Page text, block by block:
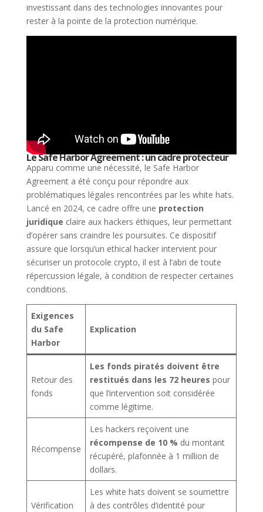
investissant dans des technologies innovantes pour
rester à la pointe de la protection numérique.
Le Safe Harbor Agreement : un cadre protecteur
Apparu comme une nécessité, le Safe Harbor
Agreement a été conçu pour répondre aux
problématiques légales rencontrées par les white hats.
Lancé en 2024, ce cadre offre une protection
juridique claire aux hackers éthiques, leur permettant
d’opérer sans craindre les poursuites. Ce dispositif
assure que lorsqu’un ethical hacker intervient pour
sécuriser un protocole crypto, il est à l’abri de toute
répercussion légale, à condition de respecter certaines
conditions.
Exigences
du Safe
Harbor
Explication
Retour des
fonds
Les fonds piratés doivent être
restitués dans les 72 heures pour
que l’intervention soit considérée
comme légitime.
Récompense
Les hackers reçoivent une
récompense de 10 % du montant
récupéré, plafonnée à 1 million de
dollars.
Vérification
Les white hats doivent se soumettre
à des contrôles d’identité pour